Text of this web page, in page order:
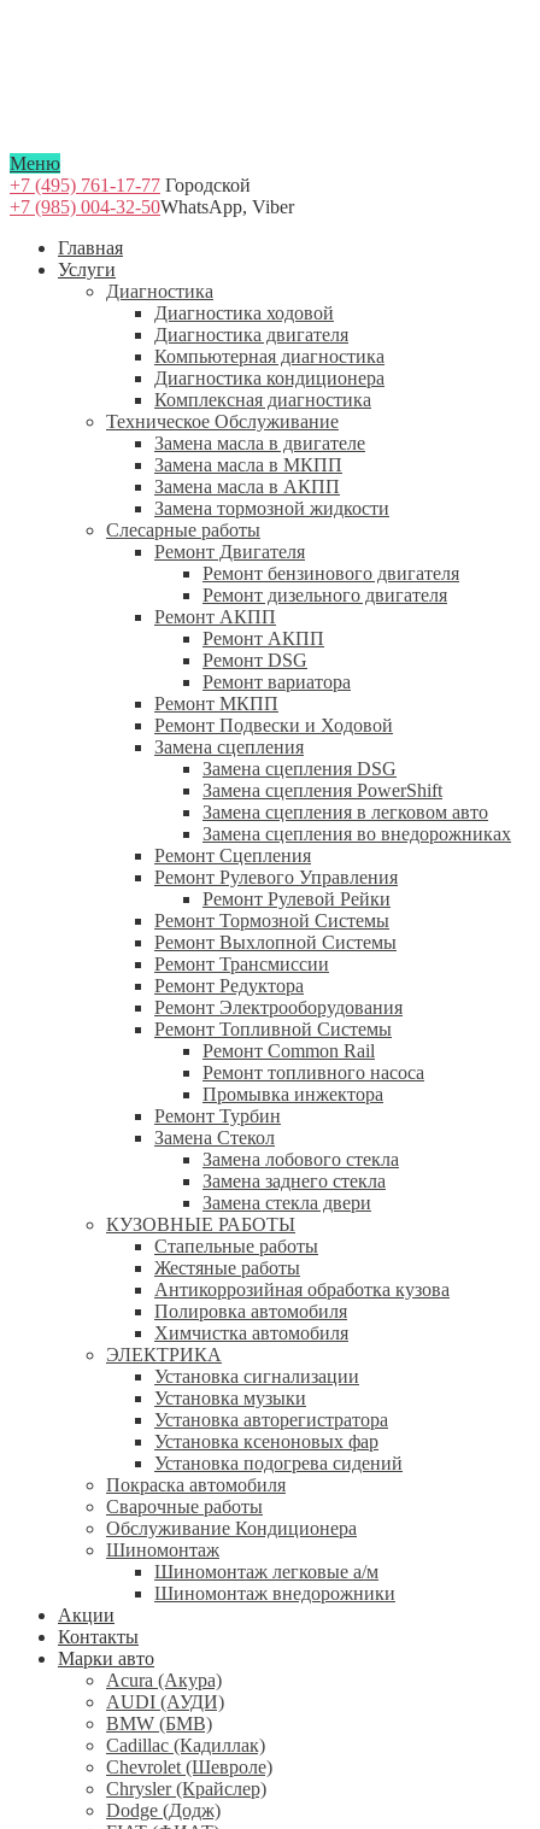
Меню
+7 (495) 761-17-77 Городской
+7 (985) 004-32-50WhatsApp, Viber
Главная
Услуги
Диагностика
Диагностика ходовой
Диагностика двигателя
Компьютерная диагностика
Диагностика кондиционера
Комплексная диагностика
Техническое Обслуживание
Замена масла в двигателе
Замена масла в МКПП
Замена масла в АКПП
Замена тормозной жидкости
Слесарные работы
Ремонт Двигателя
Ремонт бензинового двигателя
Ремонт дизельного двигателя
Ремонт АКПП
Ремонт АКПП
Ремонт DSG
Ремонт вариатора
Ремонт МКПП
Ремонт Подвески и Ходовой
Замена сцепления
Замена сцепления DSG
Замена сцепления PowerShift
Замена сцепления в легковом авто
Замена сцепления во внедорожниках
Ремонт Сцепления
Ремонт Рулевого Управления
Ремонт Рулевой Рейки
Ремонт Тормозной Системы
Ремонт Выхлопной Системы
Ремонт Трансмиссии
Ремонт Редуктора
Ремонт Электрооборудования
Ремонт Топливной Системы
Ремонт Common Rail
Ремонт топливного насоса
Промывка инжектора
Ремонт Турбин
Замена Стекол
Замена лобового стекла
Замена заднего стекла
Замена стекла двери
КУЗОВНЫЕ РАБОТЫ
Стапельные работы
Жестяные работы
Антикоррозийная обработка кузова
Полировка автомобиля
Химчистка автомобиля
ЭЛЕКТРИКА
Установка сигнализации
Установка музыки
Установка авторегистратора
Установка ксеноновых фар
Установка подогрева сидений
Покраска автомобиля
Сварочные работы
Обслуживание Кондиционера
Шиномонтаж
Шиномонтаж легковые а/м
Шиномонтаж внедорожники
Акции
Контакты
Марки авто
Acura (Акура)
AUDI (АУДИ)
BMW (БМВ)
Cadillac (Кадиллак)
Chevrolet (Шевроле)
Chrysler (Крайслер)
Dodge (Додж)